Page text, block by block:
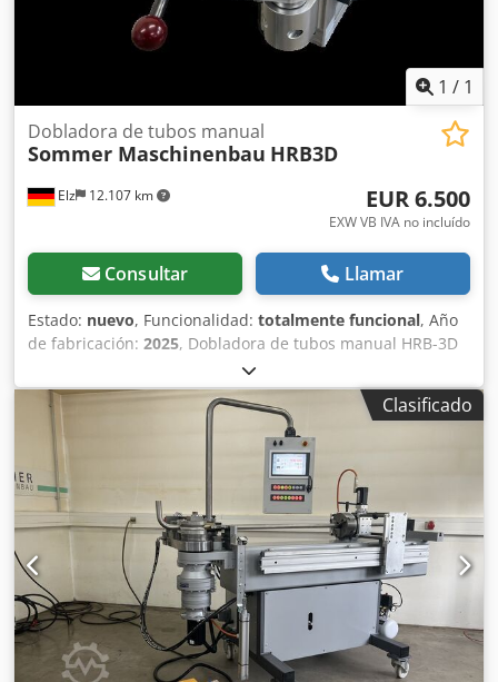
1 / 1
Elz 12.107 km
Dobladora de tubos manual
Sommer Maschinenbau HRB3D
EUR 6.500
EXW VB IVA no incluído
Consultar Llamar
Estado: nuevo, Funcionalidad: totalmente funcional, Año
de fabricación: 2025, Dobladora de tubos manual HRB-3D
850 Csdsttagdepfx Aitsrf Para doblar tubos y materiales
sólidos hasta un máximo de 12 mm. Tres pantallas
digitales que funcionan con baterías garantizan un
posicionamiento preciso y un doblado repetible,
mostrando con precisión el ángulo de doblado, la
alimentación de la tubería y la torsión de la tubería. -
Mandril de tres mordazas de 80 mm - Sistema de parada
de alimentación - Longitud de alimentación aprox. 850
milímetros La dobladora de tubos manual debe montarse
firmemente sobre una mesa o un marco (no incluido).
Estaremos encantados de proporcionarle una cotización
detallada si nos envía la dirección completa de su
empresa, dirección de correo electrónico y datos de
contacto.
Clasificado